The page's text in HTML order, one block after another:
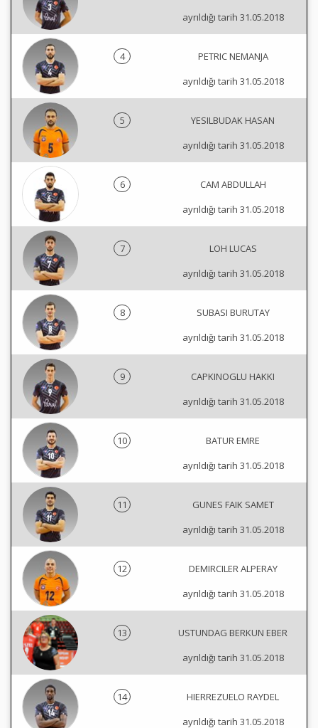
ayrıldığı tarih 31.05.2018
4
PETRIC NEMANJA
ayrıldığı tarih 31.05.2018
5
YESILBUDAK HASAN
ayrıldığı tarih 31.05.2018
6
CAM ABDULLAH
ayrıldığı tarih 31.05.2018
7
LOH LUCAS
ayrıldığı tarih 31.05.2018
8
SUBASI BURUTAY
ayrıldığı tarih 31.05.2018
9
CAPKINOGLU HAKKI
ayrıldığı tarih 31.05.2018
10
BATUR EMRE
ayrıldığı tarih 31.05.2018
11
GUNES FAIK SAMET
ayrıldığı tarih 31.05.2018
12
DEMIRCILER ALPERAY
ayrıldığı tarih 31.05.2018
13
USTUNDAG BERKUN EBER
ayrıldığı tarih 31.05.2018
14
HIERREZUELO RAYDEL
ayrıldığı tarih 31.05.2018